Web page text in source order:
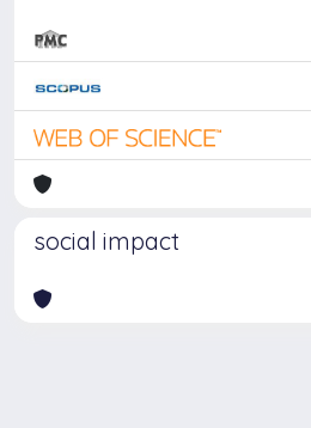
social impact